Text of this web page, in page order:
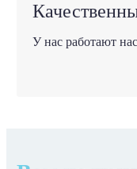
У нас работают